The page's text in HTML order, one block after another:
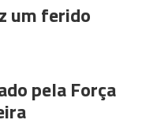
um ferido
pela Força